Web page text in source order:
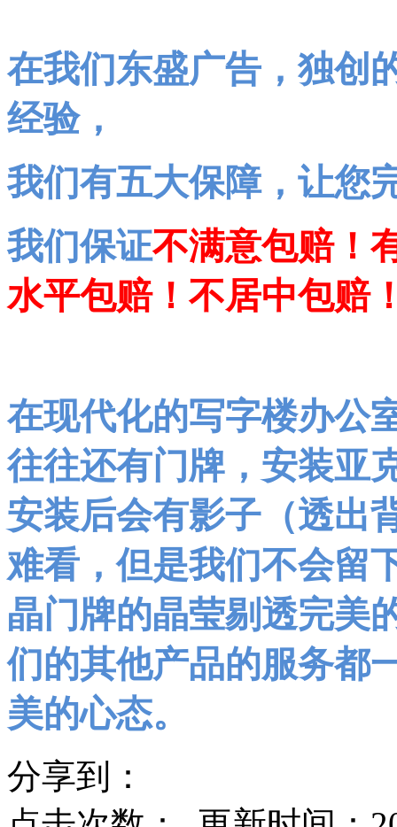
在我们东盛广告，独创
经验，
我们有五大保障，让您
我们保证不满意包赔！
水平包赔！不居中包赔
在现代化的写字楼办公
往往还有门牌，安装亚
安装后会有影子（透出
难看，但是我们不会留
晶门牌的晶莹剔透完
们的其他产品的服务都
美的心态。
分享到：